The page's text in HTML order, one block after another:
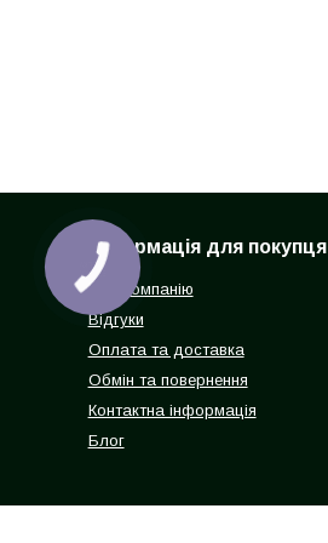
Інформація для покупця
Про компанію
Відгуки
Оплата та доставка
Обмін та повернення
Контактна інформація
Блог